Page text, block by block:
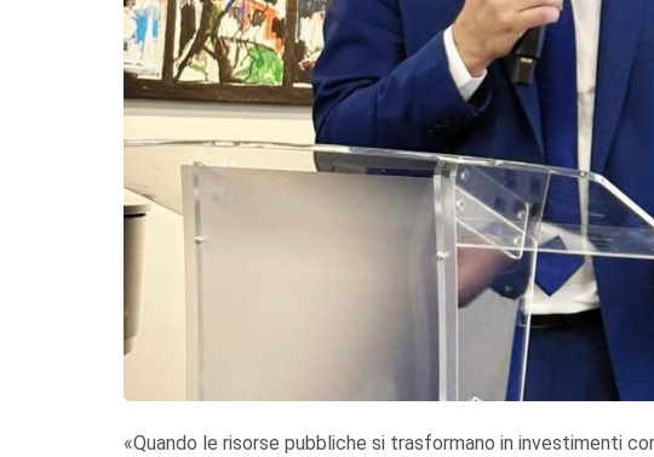
«Quando le risorse pubbliche si trasformano in investimenti